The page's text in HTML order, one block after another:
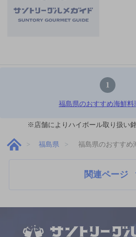
1
福島県のおすすめ海鮮料
※店舗によりハイボール取り扱い
福島県 福島県のおすすめ
関連ページ